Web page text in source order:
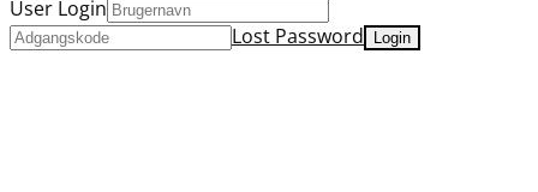
User Login
Lost Password